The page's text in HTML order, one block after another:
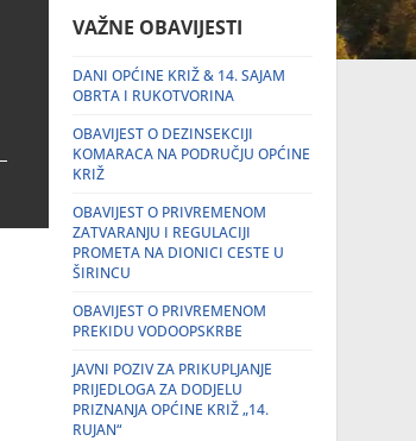
VAŽNE OBAVIJESTI
DANI OPĆINE KRIŽ & 14. SAJAM
OBRTA I RUKOTVORINA
OBAVIJEST O DEZINSEKCIJI
KOMARACA NA PODRUČJU OPĆINE
KRIŽ
OBAVIJEST O PRIVREMENOM
ZATVARANJU I REGULACIJI
PROMETA NA DIONICI CESTE U
ŠIRINCU
OBAVIJEST O PRIVREMENOM
PREKIDU VODOOPSKRBE
JAVNI POZIV ZA PRIKUPLJANJE
PRIJEDLOGA ZA DODJELU
PRIZNANJA OPĆINE KRIŽ „14.
RUJAN“